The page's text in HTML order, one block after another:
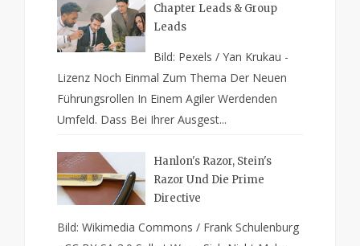
Chapter Leads & Group
Leads
Bild: Pexels / Yan Krukau -
Lizenz Noch Einmal Zum Thema Der Neuen
Führungsrollen In Einem Agiler Werdenden
Umfeld. Dass Bei Ihrer Ausgest...
Hanlon's Razor, Stein's
Razor Und Die Prime
Directive
Bild: Wikimedia Commons / Frank Schulenburg